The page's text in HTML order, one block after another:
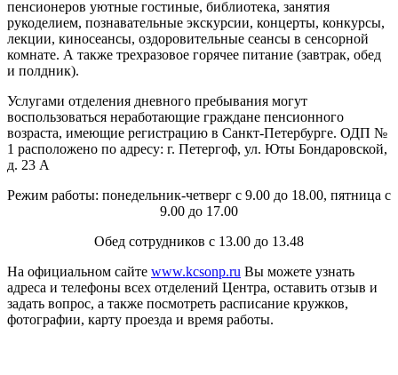
пенсионеров уютные гостиные, библиотека, занятия
рукоделием, познавательные экскурсии, концерты, конкурсы,
лекции, киносеансы, оздоровительные сеансы в сенсорной
комнате. А также трехразовое горячее питание (завтрак, обед
и полдник).
Услугами отделения дневного пребывания могут
воспользоваться неработающие граждане пенсионного
возраста, имеющие регистрацию в Санкт-Петербурге. ОДП №
1 расположено по адресу: г. Петергоф, ул. Юты Бондаровской,
д. 23 А
Режим работы: понедельник-четверг с 9.00 до 18.00, пятница с
9.00 до 17.00
Обед сотрудников с 13.00 до 13.48
На официальном сайте www.kcsonp.ru Вы можете узнать
адреса и телефоны всех отделений Центра, оставить отзыв и
задать вопрос, а также посмотреть расписание кружков,
фотографии, карту проезда и время работы.